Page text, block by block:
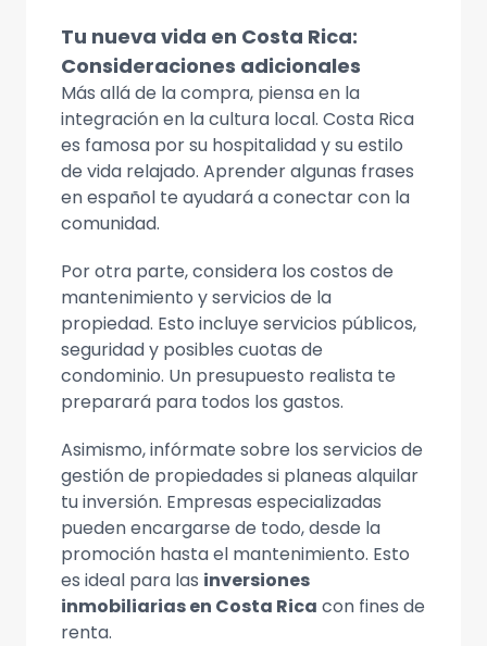
Tu nueva vida en Costa Rica:
Consideraciones adicionales
Más allá de la compra, piensa en la
integración en la cultura local. Costa Rica
es famosa por su hospitalidad y su estilo
de vida relajado. Aprender algunas frases
en español te ayudará a conectar con la
comunidad.
Por otra parte, considera los costos de
mantenimiento y servicios de la
propiedad. Esto incluye servicios públicos,
seguridad y posibles cuotas de
condominio. Un presupuesto realista te
preparará para todos los gastos.
Asimismo, infórmate sobre los servicios de
gestión de propiedades si planeas alquilar
tu inversión. Empresas especializadas
pueden encargarse de todo, desde la
promoción hasta el mantenimiento. Esto
es ideal para las inversiones
inmobiliarias en Costa Rica con fines de
renta.